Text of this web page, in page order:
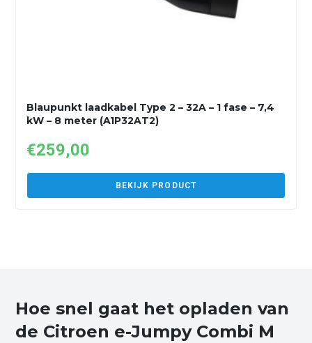
Blaupunkt laadkabel Type 2 – 32A – 1 fase – 7,4
kW – 8 meter (A1P32AT2)
€259,00
BEKIJK PRODUCT
Hoe snel gaat het opladen van
de Citroen e-Jumpy Combi M